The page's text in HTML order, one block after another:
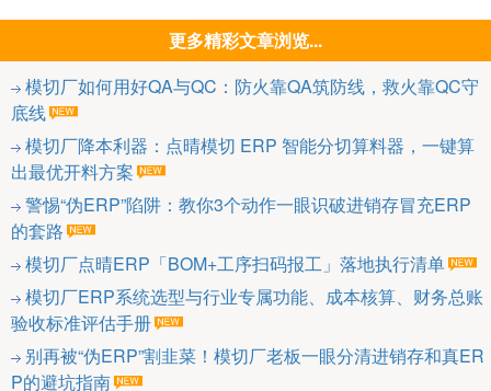
更多精彩文章浏览...
模切厂如何用好QA与QC：防火靠QA筑防线，救火靠QC守
底线
模切厂降本利器：点晴模切 ERP 智能分切算料器，一键算
出最优开料方案
警惕“伪ERP”陷阱：教你3个动作一眼识破进销存冒充ERP
的套路
模切厂点晴ERP「BOM+工序扫码报工」落地执行清单
模切厂ERP系统选型与行业专属功能、成本核算、财务总账
验收标准评估手册
别再被“伪ERP”割韭菜！模切厂老板一眼分清进销存和真ER
P的避坑指南